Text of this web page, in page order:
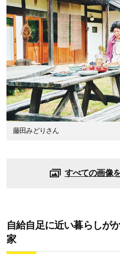
藤田みどりさん
すべての画像
自給自足に近い暮らしが
家